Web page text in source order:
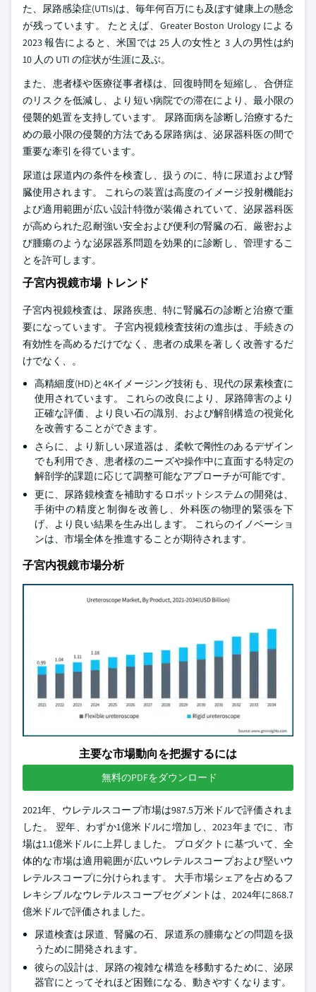
た、尿路感染症(UTIs)は、毎年何百万にも及ぼす健康上の懸念
が残っています。 たとえば、Greater Boston Urology による
2023 報告によると、米国では 25 人の女性と 3 人の男性は約
10 人の UTI の症状が生涯に及ぶ。
また、患者様や医療従事者様は、回復時間を短縮し、合併症
のリスクを低減し、より短い病院での滞在により、最小限の
侵襲的処置を支持しています。 尿路面病を診断し治療するた
めの最小限の侵襲的方法である尿路病は、泌尿器科医の間で
重要な牽引を得ています。
尿道は尿道内の条件を検査し、扱うのに、特に尿道および腎
臓使用されます。 これらの装置は高度のイメージ投射機能お
よび適用範囲が広い設計特徴が装備されていて、泌尿器科医
が高められた忍耐強い安全および便利の腎臓の石、厳密およ
び腫瘍のような泌尿器系問題を効果的に診断し、管理するこ
とを許可します。
子宮内視鏡市場 トレンド
子宮内視鏡検査は、尿路疾患、特に腎臓石の診断と治療で重
要になっています。 子宮内視鏡検査技術の進歩は、手続きの
有効性を高めるだけでなく、患者の成果を著しく改善するだ
けでなく、。
高精細度(HD)と4Kイメージング技術も、現代の尿素検査に
使用されています。 これらの改良により、尿路障害のより
正確な評価、より良い石の識別、および解剖構造の視覚化
を改善することができます。
さらに、より新しい尿道器は、柔軟で剛性のあるデザイン
でも利用でき、患者様のニーズや操作中に直面する特定の
解剖学的課題に応じて調整可能なアプローチが可能です。
更に、尿路鏡検査を補助するロボットシステムの開発は、
手術中の精度と制御を改善し、外科医の物理的緊張を下
げ、より良い結果を生み出します。 これらのイノベーショ
ンは、市場全体を推進することが期待されます。
子宮内視鏡市場分析
主要な市場動向を把握するには
無料のPDFをダウンロード
2021年、ウレテルスコープ市場は987.5万米ドルで評価されま
した。 翌年、わずか1億米ドルに増加し、2023年までに、市
場は1.1億米ドルに上昇しました。 プロダクトに基づいて、全
体的な市場は適用範囲が広いウレテルスコープおよび堅いウ
レテルスコープに分けられます。 大手市場シェアを占めるフ
レキシブルなウレテルスコープセグメントは、2024年に868.7
億米ドルで評価されました。
尿道検査は尿道、腎臓の石、尿道系の腫瘍などの問題を扱
うために開発されます。
彼らの設計は、尿路の複雑な構造を移動するために、泌尿
器官にとってそれほど困難になる、動きやすくなります。